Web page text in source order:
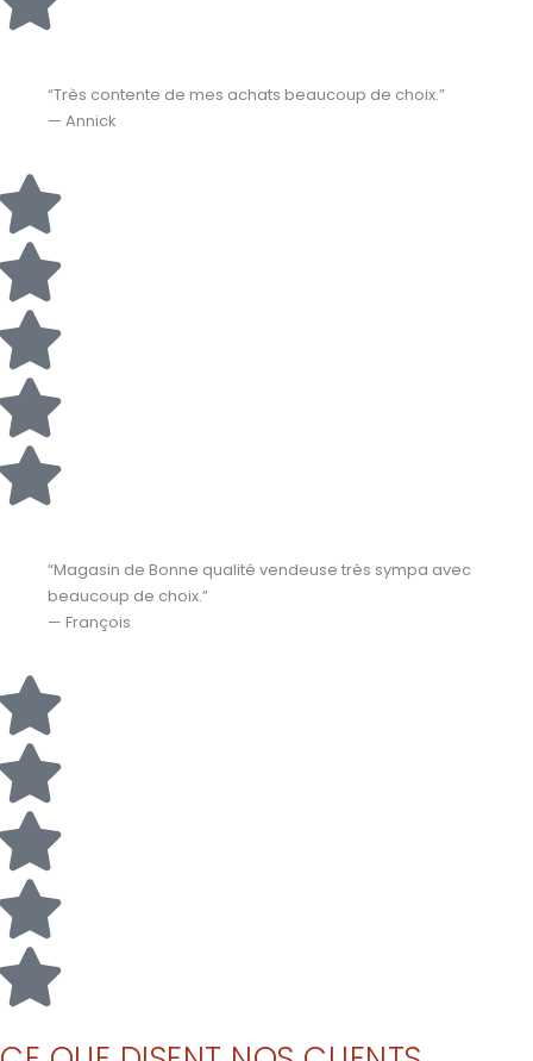
“Très contente de mes achats beaucoup de choix.”
— Annick
“Magasin de Bonne qualité vendeuse très sympa avec
beaucoup de choix.”
— François